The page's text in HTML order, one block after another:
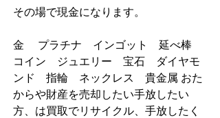
その場で現金になります。
金　 プラチナ　インゴット　延べ棒
コイン　ジュエリー　宝石　ダイヤモ
ンド　指輪　ネックレス    貴金属 おた
からや財産を売却したい手放したい
方、は買取でリサイクル、手放したく